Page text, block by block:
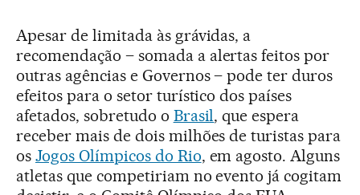
Apesar de limitada às grávidas, a
recomendação – somada a alertas feitos por
outras agências e Governos – pode ter duros
efeitos para o setor turístico dos países
afetados, sobretudo o Brasil, que espera
receber mais de dois milhões de turistas para
os Jogos Olímpicos do Rio, em agosto. Alguns
atletas que competiriam no evento já cogitam